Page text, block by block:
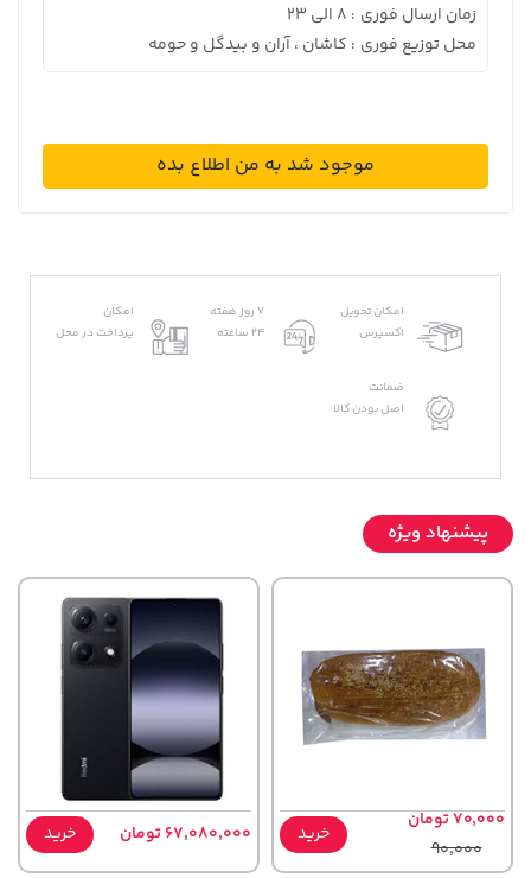
زمان ارسال فوری : 8 الی 23
محل توزیع فوری : کاشان ، آران و بیدگل و حومه
موجود شد به من اطلاع بده
امکان تحویل
اکسپرس
7 روز هفته
24 ساعته
امکان
پرداخت در محل
ضمانت
اصل بودن کالا
پیشنهاد ویژه
70,000 تومان
90,000
خرید 67,080,000 تومان خرید